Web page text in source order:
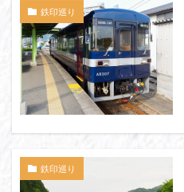
鉄印巡り
鉄印巡り